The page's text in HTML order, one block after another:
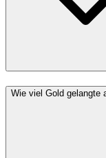
Wie viel Gold gelangte